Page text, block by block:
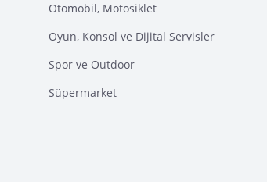
Otomobil, Motosiklet
Oyun, Konsol ve Dijital Servisler
Spor ve Outdoor
Süpermarket